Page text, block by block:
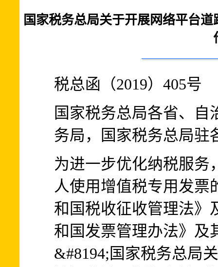
国家税务总局关于开展网络平台
税总函（2019）405号
国家税务总局各省、自
务局，国家税务总局驻
为进一步优化纳税服务
人使用增值税专用发票
和国税收征收管理法》
和国发票管理办法》及
&#8194;国家税务总局